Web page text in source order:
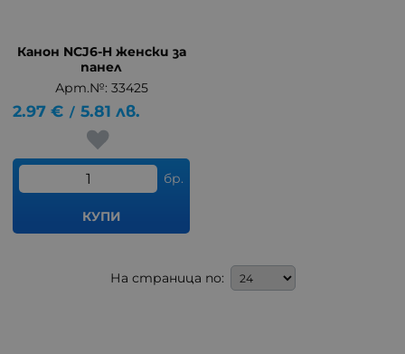
Канон NCJ6-H женски за
панел
Арт.№: 33425
2.97 € / 5.81 лв.
бр.
КУПИ
На страница по: